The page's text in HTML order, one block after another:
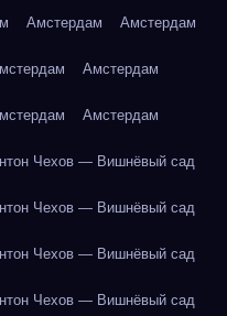
Амстердам Амстердам
Амстердам
Амстердам
Чехов — Вишнёвый сад
Чехов — Вишнёвый сад
Чехов — Вишнёвый сад
Чехов — Вишнёвый сад